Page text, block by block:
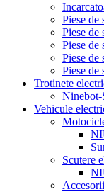
Piese de
Piese de
Piese de
Piese de
Piese de
Trotinete
Ninebot-
Vehicule
Scutere